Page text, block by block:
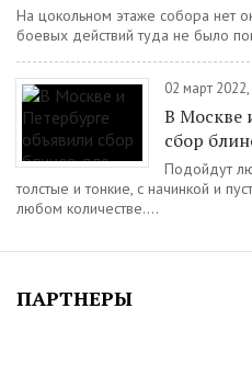
На цокольном этаже собора нет
боевых действий туда не было
02 март
В Москве
сбор
Подойдут
толстые и тонкие, с начинкой и
любом количестве....
ПАРТНЕРЫ